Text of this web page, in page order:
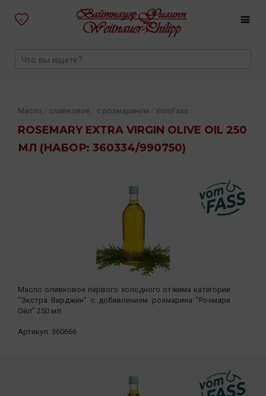
0
ROSEMARY EXTRA VIRGIN OLIVE OIL 250
МЛ (НАБОР: 360334/990750)
Масло оливковое с розмарином VomFass
Масло оливковое первого холодного отжима категории
"Экстра Вирджин" с добавлением розмарина "Розмари
Ойл" 250 мл
Артикул: 360666